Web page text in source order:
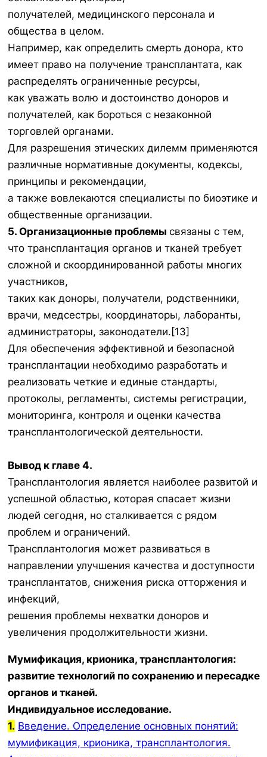
получателей, медицинского персонала и
общества в целом.
Например, как определить смерть донора, кто
имеет право на получение трансплантата, как
распределять ограниченные ресурсы,
как уважать волю и достоинство доноров и
получателей, как бороться с незаконной
торговлей органами.
Для разрешения этических дилемм применяются
различные нормативные документы, кодексы,
принципы и рекомендации,
а также вовлекаются специалисты по биоэтике и
общественные организации.
5. Организационные проблемы связаны с тем,
что трансплантация органов и тканей требует
сложной и скоординированной работы многих
участников,
таких как доноры, получатели, родственники,
врачи, медсестры, координаторы, лаборанты,
администраторы, законодатели.[13]
Для обеспечения эффективной и безопасной
трансплантации необходимо разработать и
реализовать четкие и единые стандарты,
протоколы, регламенты, системы регистрации,
мониторинга, контроля и оценки качества
трансплантологической деятельности.
Вывод к главе 4.
Трансплантология является наиболее развитой и
успешной областью, которая спасает жизни
людей сегодня, но сталкивается с рядом
проблем и ограничений.
Трансплантология может развиваться в
направлении улучшения качества и доступности
трансплантатов, снижения риска отторжения и
инфекций,
решения проблемы нехватки доноров и
увеличения продолжительности жизни.
Мумификация, крионика, трансплантология:
развитие технологий по сохранению и пересадке
органов и тканей.
Индивидуальное исследование.
1. Введение. Определение основных понятий:
мумификация, крионика, трансплантология.